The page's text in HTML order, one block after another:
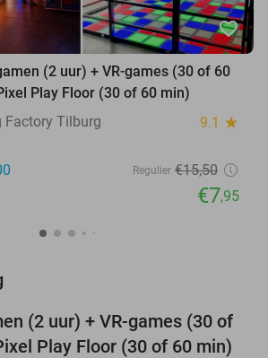
favorite_border
(2 uur) + VR-games (30 of 60
Play Floor (30 of 60 min)
Factory Tilburg
9.1 star
Regulier €15,50
€7,95
49%
(2 uur) + VR-games (30 of
Play Floor (30 of 60 min)